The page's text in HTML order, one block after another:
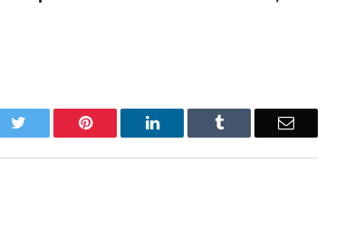
Twitter Pinterest LinkedIn Tumblr
E-